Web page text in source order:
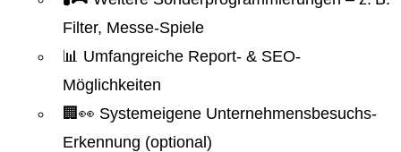
Filter, Messe-Spiele
📊 Umfangreiche Report- & SEO-
Möglichkeiten
🏢👀 Systemeigene Unternehmensbesuchs-
Erkennung (optional)